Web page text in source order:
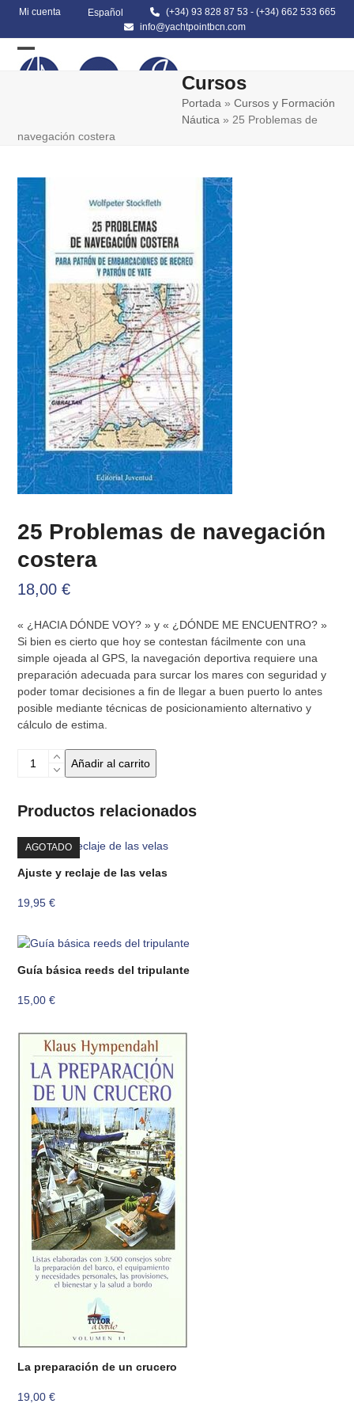
Skip
content
Mi cuenta Español (+34) 93 828 87 53 - (+34) 662 533 665
info@yachtpointbcn.com
Open
Close
Cursos
Portada »Cursos y Formación
Náutica » 25 Problemas de
navegación costera
25 Problemas de navegación
costera
18,00€
« ¿HACIA DÓNDE VOY? » y « ¿DÓNDE ME ENCUENTRO? »
Si bien es cierto que hoy se contestan fácilmente con una
simple ojeada al GPS, la navegación deportiva requiere una
preparación adecuada para surcar los mares con seguridad y
poder tomar decisiones a fin de llegar a buen puerto lo antes
posible mediante técnicas de posicionamiento alternativo y
cálculo de estima.
Problemas
navegación
cantidad
Añadir al carrito
Productos relacionados
AGOTADO
Ajuste y reclaje de las velas
19,95€
Guía básica reeds del tripulante
15,00€
La preparación de un crucero
19,00€